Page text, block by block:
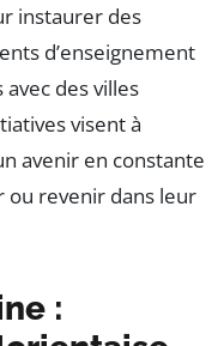
instaurer des
d’enseignement
des villes
visent à
avenir en constante
ou revenir dans leur
: